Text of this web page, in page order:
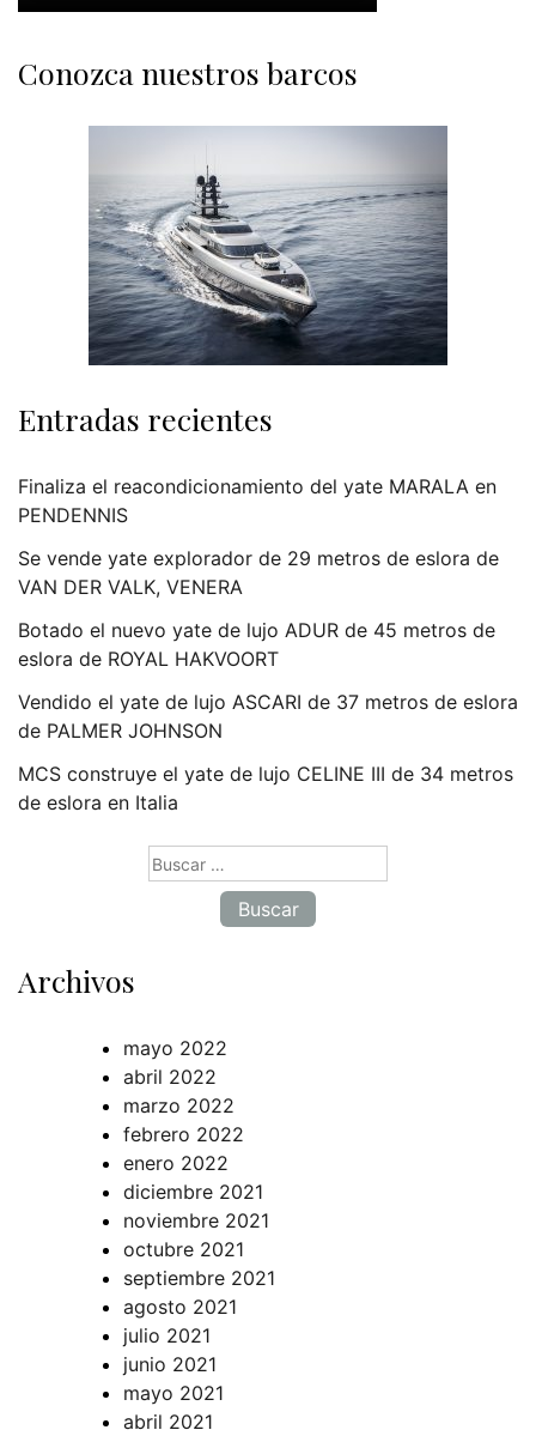
Conozca nuestros barcos
Entradas recientes
Finaliza el reacondicionamiento del yate MARALA en
PENDENNIS
Se vende yate explorador de 29 metros de eslora de
VAN DER VALK, VENERA
Botado el nuevo yate de lujo ADUR de 45 metros de
eslora de ROYAL HAKVOORT
Vendido el yate de lujo ASCARI de 37 metros de eslora
de PALMER JOHNSON
MCS construye el yate de lujo CELINE III de 34 metros
de eslora en Italia
Archivos
mayo 2022
abril 2022
marzo 2022
febrero 2022
enero 2022
diciembre 2021
noviembre 2021
octubre 2021
septiembre 2021
agosto 2021
julio 2021
junio 2021
mayo 2021
abril 2021